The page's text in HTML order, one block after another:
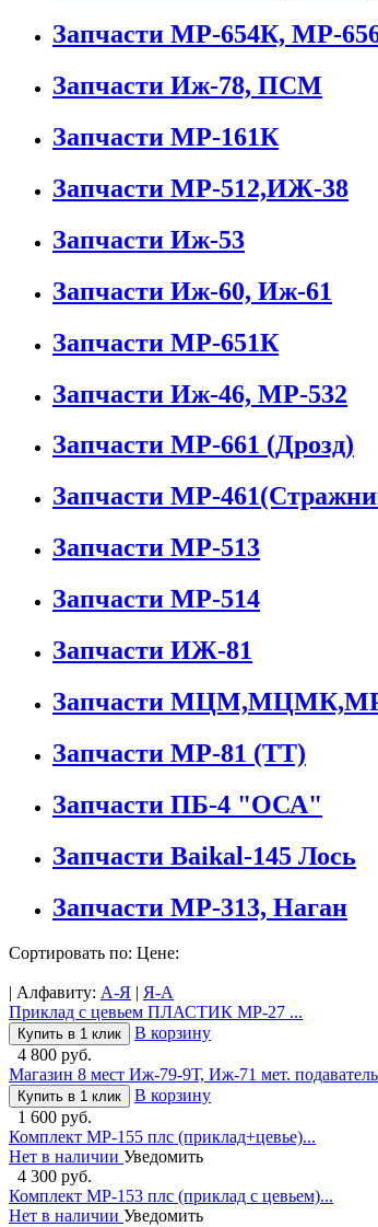
Запчасти МР-654К, МР-
Запчасти Иж-78, ПСМ
Запчасти МР-161К
Запчасти МР-512,ИЖ-38
Запчасти Иж-53
Запчасти Иж-60, Иж-61
Запчасти МР-651К
Запчасти Иж-46, МР-532
Запчасти МР-661 (Дрозд)
Запчасти МР-
Запчасти МР-513
Запчасти МР-514
Запчасти ИЖ-81
Запчасти
Запчасти МР-81 (ТТ)
Запчасти ПБ-4 "ОСА"
Запчасти Baikal-145 Лось
Запчасти МР-313, Наган
Сортировать по: Цене:
| Алфавиту: А-Я
Я-А
Приклад с цевьем ПЛАСТИК МР-27 ...
Купить в 1 клик
В корзину
4 800 руб.
Магазин 8 мест Иж-79-9Т, Иж-71 мет.
Купить в 1 клик
В корзину
1 600 руб.
Комплект МР-155 плс (приклад+цевье)...
Нет в наличии Уведомить
4 300 руб.
Комплект МР-153 плс (приклад с цевьем)...
Нет в наличии Уведомить